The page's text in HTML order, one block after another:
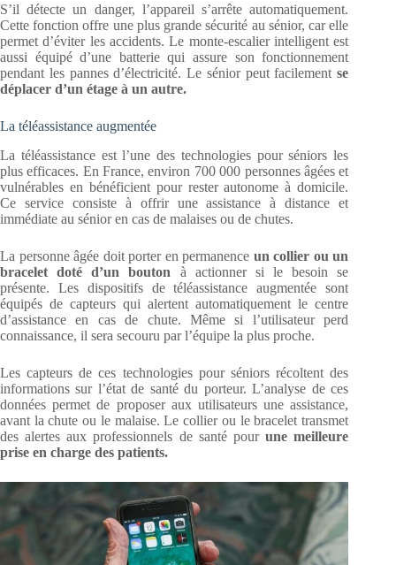
S’il détecte un danger, l’appareil s’arrête automatiquement.
Cette fonction offre une plus grande sécurité au sénior, car elle
permet d’éviter les accidents. Le monte-escalier intelligent est
aussi équipé d’une batterie qui assure son fonctionnement
pendant les pannes d’électricité. Le sénior peut facilementse
déplacer d’un étage à un autre.
La téléassistance augmentée
La téléassistance est l’une des technologies pour séniors les
plus efficaces. En France, environ 700 000 personnes âgées et
vulnérables en bénéficient pour rester autonome à domicile.
Ce service consiste à offrir une assistance à distance et
immédiate au sénior en cas de malaises ou de chutes.
La personne âgée doit porter en permanence un collier ou un
bracelet doté d’un bouton à actionner si le besoin se
présente. Les dispositifs de téléassistance augmentée sont
équipés de capteurs qui alertent automatiquement le centre
d’assistance en cas de chute. Même si l’utilisateur perd
connaissance, il sera secouru par l’équipe la plus proche.
Les capteurs de ces technologies pour séniors récoltent des
informations sur l’état de santé du porteur. L’analyse de ces
données permet de proposer aux utilisateurs une assistance,
avant la chute ou le malaise. Le collier ou le bracelet transmet
des alertes aux professionnels de santé pourune meilleure
prise en charge des patients.